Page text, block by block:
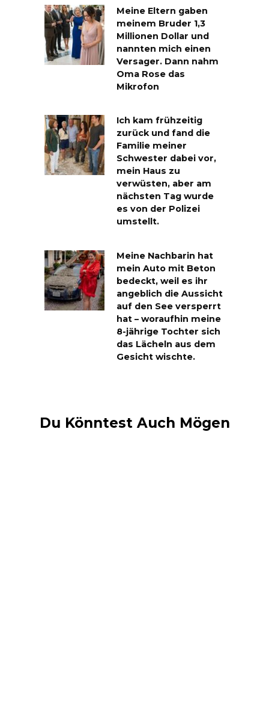
Meine Eltern gaben
meinem Bruder 1,3
Millionen Dollar und
nannten mich einen
Versager. Dann nahm
Oma Rose das
Mikrofon
Ich kam frühzeitig
zurück und fand die
Familie meiner
Schwester dabei vor,
mein Haus zu
verwüsten, aber am
nächsten Tag wurde
es von der Polizei
umstellt.
Meine Nachbarin hat
mein Auto mit Beton
bedeckt, weil es ihr
angeblich die Aussicht
auf den See versperrt
hat – woraufhin meine
8-jährige Tochter sich
das Lächeln aus dem
Gesicht wischte.
Du Könntest Auch Mögen